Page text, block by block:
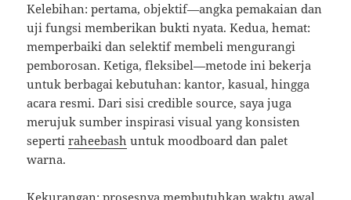
Kelebihan: pertama, objektif—angka pemakaian dan
uji fungsi memberikan bukti nyata. Kedua, hemat:
memperbaiki dan selektif membeli mengurangi
pemborosan. Ketiga, fleksibel—metode ini bekerja
untuk berbagai kebutuhan: kantor, kasual, hingga
acara resmi. Dari sisi credible source, saya juga
merujuk sumber inspirasi visual yang konsisten
sepertiraheebash untuk moodboard dan palet
warna.